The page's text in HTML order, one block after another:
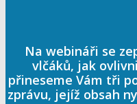
Na webináři se
vlčáků, jak
přineseme Vám tři
zprávu, jejíž obsah